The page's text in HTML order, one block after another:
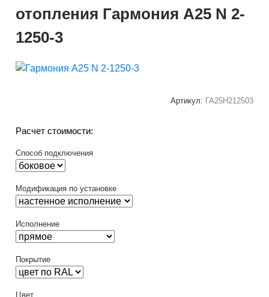
отопления Гармония А25 N 2-
1250-3
Артикул: ГА25Н212503
Расчет стоимости:
Способ подключения
Модификация по установке
Исполнение
Покрытие
Цвет